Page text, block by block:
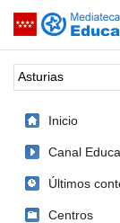
Saltar navegación
Palabra o frase:
Inicio
Canal
Últimos
Centros